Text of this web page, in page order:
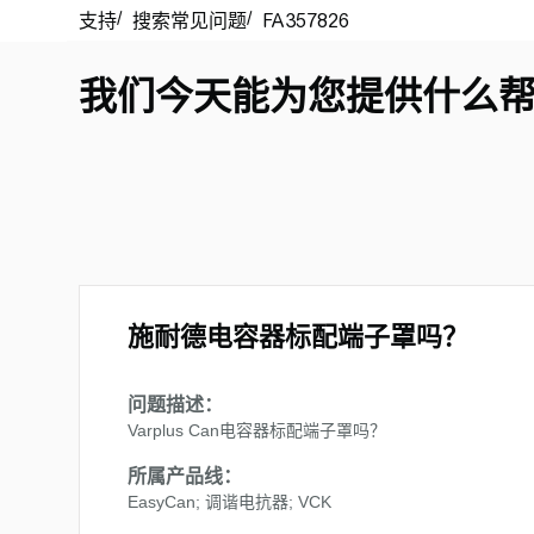
我们今天能为您提供什么
施耐德电容器标配端子罩吗？
问题描述：
Varplus Can电容器标配端子罩吗？
所属产品线：
EasyCan; 调谐电抗器; VCK